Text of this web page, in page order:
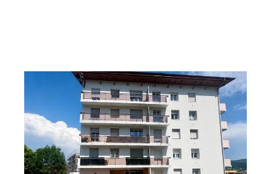
MORTEAU 25
, 4 pièces
Ref : 10363
Appartement F3 à louer
850 €
par mois charges comprises